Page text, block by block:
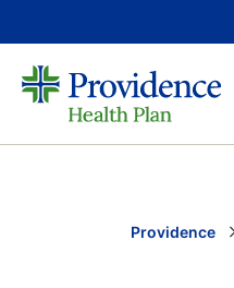
Providence